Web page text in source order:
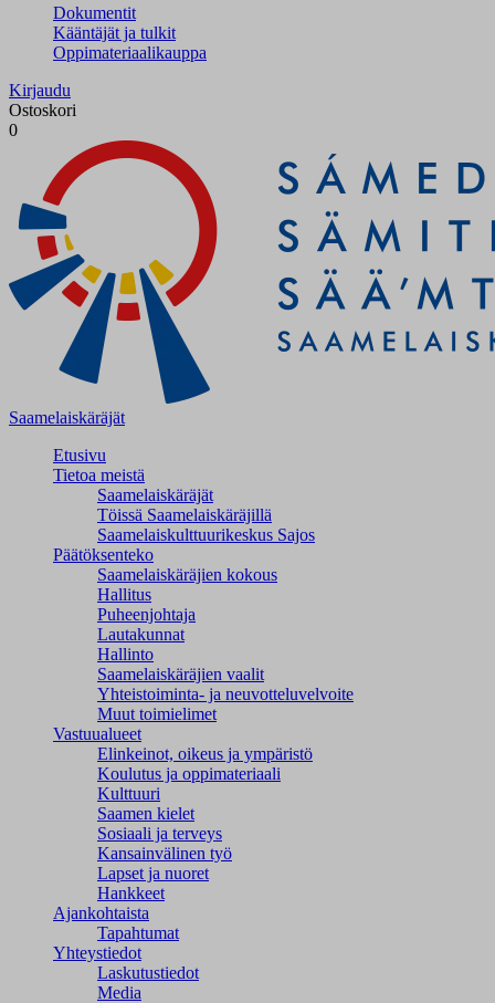
Dokumentit
Kääntäjät ja tulkit
Oppimateriaalikauppa
Kirjaudu
Ostoskori
0
Saamelaiskäräjät
Etusivu
Tietoa meistä
Saamelaiskäräjät
Töissä Saamelaiskäräjillä
Saamelaiskulttuuri­keskus Sajos
Päätöksenteko
Saamelaiskäräjien kokous
Hallitus
Puheenjohtaja
Lautakunnat
Hallinto
Saamelaiskäräjien vaalit
Yhteistoiminta- ja neuvotteluvelvoite
Muut toimielimet
Vastuualueet
Elinkeinot, oikeus ja ympäristö
Koulutus ja oppimateriaali
Kulttuuri
Saamen kielet
Sosiaali ja terveys
Kansainvälinen työ
Lapset ja nuoret
Hankkeet
Ajankohtaista
Tapahtumat
Yhteystiedot
Laskutustiedot
Media